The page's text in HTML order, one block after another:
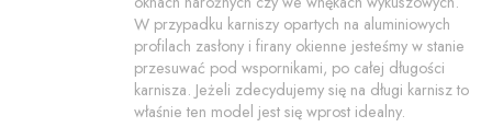
W przypadku karniszy opartych na aluminiowych
profilach zasłony i firany okienne jesteśmy w stanie
przesuwać pod wspornikami, po całej długości
karnisza. Jeżeli zdecydujemy się na długi karnisz to
właśnie ten model jest się wprost idealny.